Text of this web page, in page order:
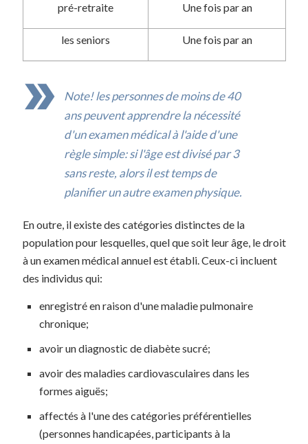
pré-retraite Une fois par an
les seniors Une fois par an
Note! les personnes de moins de 40
ans peuvent apprendre la nécessité
d'un examen médical à l'aide d'une
règle simple: si l'âge est divisé par 3
sans reste, alors il est temps de
planifier un autre examen physique.
En outre, il existe des catégories distinctes de la
population pour lesquelles, quel que soit leur âge, le droit
à un examen médical annuel est établi. Ceux-ci incluent
des individus qui:
enregistré en raison d'une maladie pulmonaire
chronique;
avoir un diagnostic de diabète sucré;
avoir des maladies cardiovasculaires dans les
formes aiguës;
affectés à l'une des catégories préférentielles
(personnes handicapées, participants à la